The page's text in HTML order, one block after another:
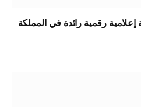
رقمية رائدة في المملكة